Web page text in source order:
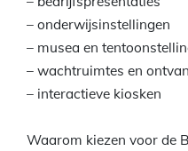
– onderwijsinstellingen
– musea en
– wachtruimtes en
– interactieve kiosken
Waarom kiezen voor de